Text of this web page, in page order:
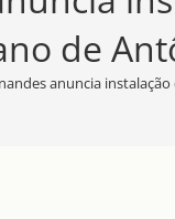
de
anuncia